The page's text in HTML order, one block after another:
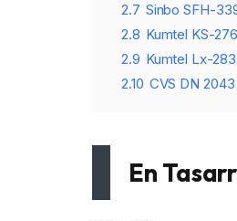
2.7 Sinbo SFH-
2.8 Kumtel KS-
2.9 Kumtel Lx-
2.10 CVS DN
En